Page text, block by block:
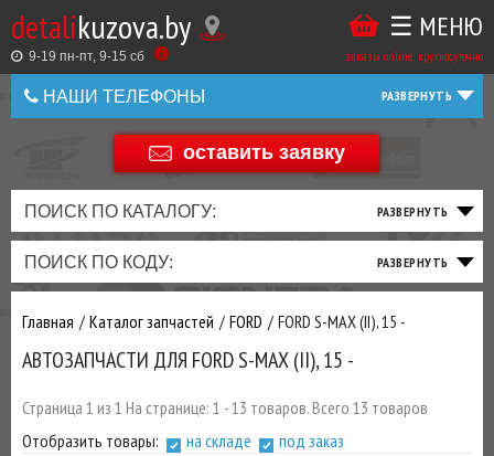
detalikuzova.by
9-19 пн-пт, 9-15 cб заказы online: круглосуточно
☰ МЕНЮ
НАШИ ТЕЛЕФОНЫ
+375 44 586 05 44
оставить заявку
ПОИСК ПО КАТАЛОГУ:
ПОИСК ПО КОДУ:
Главная Каталог запчастей FORD FORD S-MAX (II), 15 -
АВТОЗАПЧАСТИ ДЛЯ FORD S-MAX (II), 15 -
Страница 1 из 1 На странице: 1 - 13 товаров. Всего 13 товаров
Отобразить товары:
на складе под заказ
Купить
в
1
Беларусь
+375
+375
ТАКЖЕ
ВЫ
МОЖЕТЕ
У
ЗАКАЗАТЬ
ТО
ФИЛЬТРА
ТОРМОЗНАЯ
СИСТЕМА
ПОДВЕСКА
РУЛЕВОЕ
ТРАНСМИССИЯ
ПРИВОД
ДВИГАТЕЛЬ
ВЫХЛОП
ЭЛЕКТРИКА
ОСВЕЩЕНИЕ
РАСХОДНИКИ,
ЗАПЧАСТИ К
ЗАКАЗУ ЧЕРЕЗ